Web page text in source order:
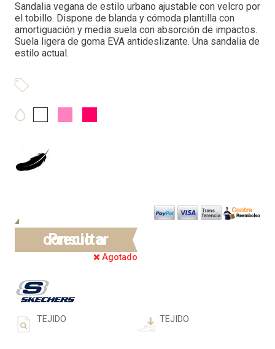
Sandalia vegana de estilo urbano ajustable con velcro por
el tobillo. Dispone de blanda y cómoda plantilla con
amortiguación y media suela con absorción de impactos.
Suela ligera de goma EVA antideslizante. Una sandalia de
estilo actual.
Precio a consultar
Agotado
TEJIDO TEJIDO